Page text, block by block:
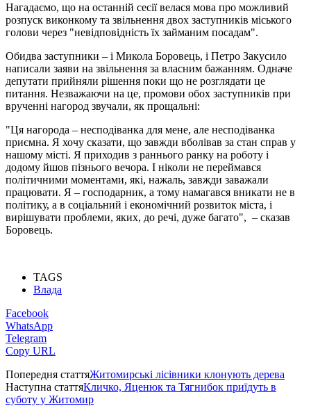
Нагадаємо, що на останній сесії велася мова про можливий
розпуск виконкому та звільнення двох заступників міського
голови через "невідповідність їх займаним посадам".
Обидва заступники – і Микола Боровець, і Петро Закусило
написали заяви на звільнення за власним бажанням. Одначе
депутати прийняли рішення поки що не розглядати це
питання. Незважаючи на це, промови обох заступників при
врученні нагород звучали, як прощальні:
"Ця нагорода – несподіванка для мене, але несподіванка
приємна. Я хочу сказати, що завжди вболівав за стан справ у
нашому місті. Я приходив з раннього ранку на роботу і
додому йшов пізнього вечора. І ніколи не переймався
політичними моментами, які, нажаль, завжди заважали
працювати. Я – господарник, а тому намагався вникати не в
політику, а в соціальний і економічний розвиток міста, і
вирішувати проблеми, яких, до речі, дуже багато", – сказав
Боровець.
TAGS
Влада
Facebook
WhatsApp
Telegram
Copy URL
Попередня статтяЖитомирські лісівники клонують дерева
Наступна статтяКличко, Яценюк та Тягнибок приїдуть в
суботу у Житомир